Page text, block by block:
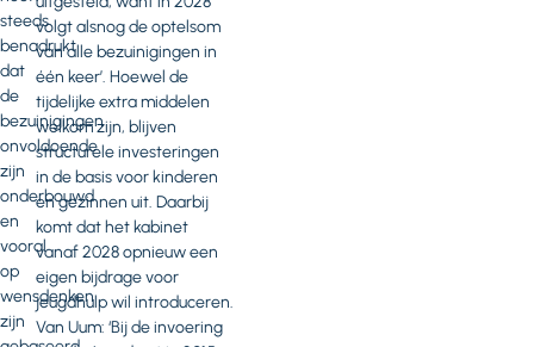
steeds
benadrukt
dat
de
bezuinigingen
onvoldoende
zijn
onderbouwd
en
vooral
op
wensdenken
zijn
volgt alsnog de optelsom
van alle bezuinigingen in
één keer’. Hoewel de
tijdelijke extra middelen
welkom zijn, blijven
structurele investeringen
in de basis voor kinderen
en gezinnen uit. Daarbij
komt dat het kabinet
vanaf 2028 opnieuw een
eigen bijdrage voor
jeugdhulp wil introduceren.
Van Uum: ‘Bij de invoering